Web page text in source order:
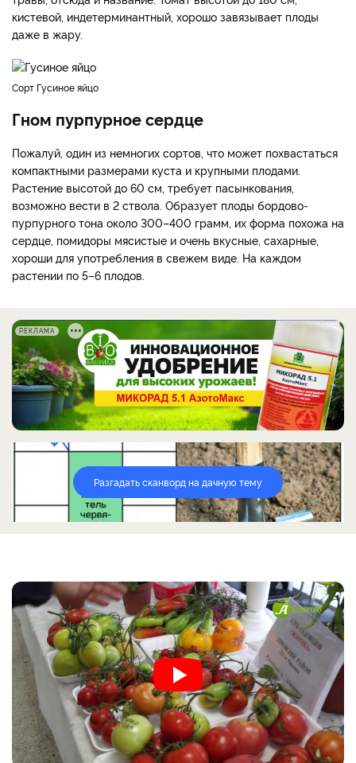
кистевой, индетерминантный, хорошо завязывает плоды
даже в жару.
Сорт Гусиное яйцо
Гном пурпурное сердце
Пожалуй, один из немногих сортов, что может похвастаться
компактными размерами куста и крупными плодами.
Растение высотой до 60 см, требует пасынкования,
возможно вести в 2 ствола. Образует плоды бордово-
пурпурного тона около 300–400 грамм, их форма похожа на
сердце, помидоры мясистые и очень вкусные, сахарные,
хороши для употребления в свежем виде. На каждом
растении по 5–6 плодов.
РЕКЛАМА
Разгадать сканворд на дачную тему